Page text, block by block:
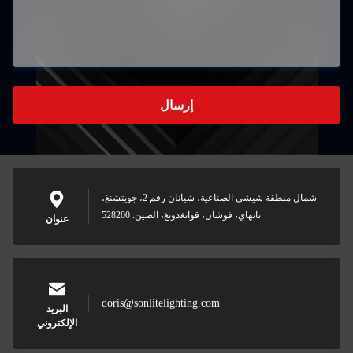
إرسال
عنوان
شمال منطقة شيشي الصناعية، شيانان رقم 2، جويتشنغ،
نانهاي، فوشان، قوانغدونغ، الصين. 528200
البريد
الإلكتروني
doris@sonlitelighting.com